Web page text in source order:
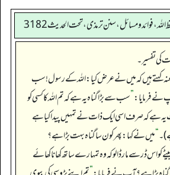
اللہ، فوائد و مسائل، سنن ترمذی، تحت الحديث 3182
کی تفسیر۔
عنہ کہتے ہیں کہ میں نے عرض کیا: اللہ کے رسول! سب
نے فرمایا:”سب سے بڑا گناہ یہ ہے کہ تم اللہ کا کسی کو
ہے کہ صرف اسی ایک ذات نے تمہیں پیدا کیا ہے
“میں نے کہا: پھر کون سا گناہ بہت بڑا ہے؟
کو اس ڈر سے مار ڈالو کہ وہ تمہارے ساتھ کھانا کھائے